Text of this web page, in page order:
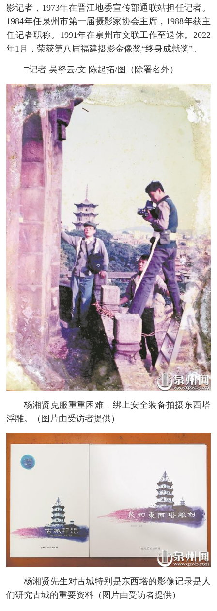
影记者，1973年在晋江地委宣传部通联站担任记者。
1984年任泉州市第一届摄影家协会主席，1988年获主
任记者职称。1991年在泉州市文联工作至退休。2022
年1月，荣获第八届福建摄影金像奖“终身成就奖”。
□记者 吴拏云/文 陈起拓/图（除署名外）
杨湘贤克服重重困难，绑上安全装备拍摄东西塔
浮雕。（图片由受访者提供）
杨湘贤先生对古城特别是东西塔的影像记录是人
们研究古城的重要资料（图片由受访者提供）